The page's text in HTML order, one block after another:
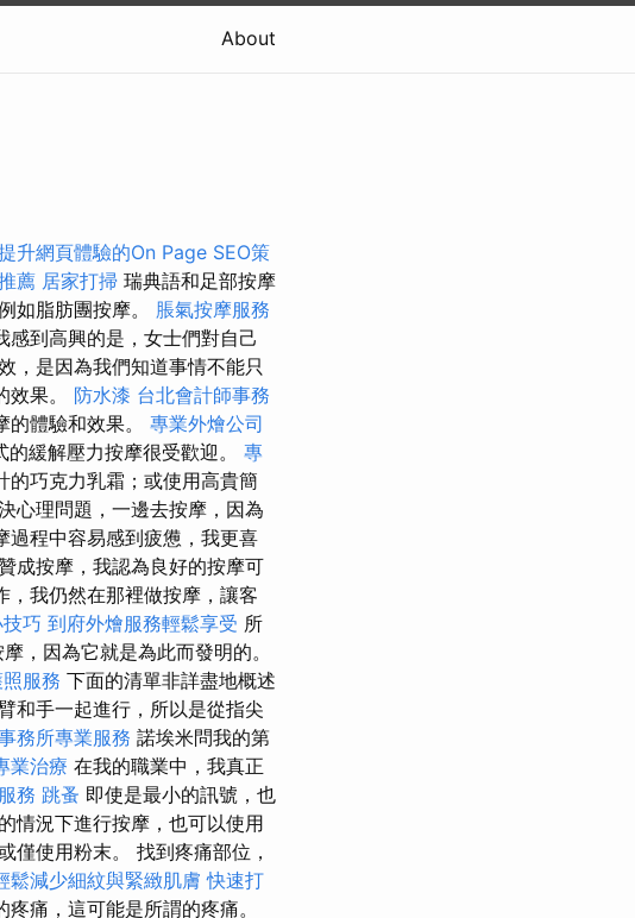
About
升網頁體驗的On Page SEO策
薦 居家打掃 瑞典語和足部按摩
如脂肪團按摩。 脹氣按摩服務
到高興的是，女士們對自己
，是因為我們知道事情不能只
效果。 防水漆 台北會計師事務
體驗和效果。 專業外燴公司
緩解壓力按摩很受歡迎。 專
的巧克力乳霜；或使用高貴簡
心理問題，一邊去按摩，因為
過程中容易感到疲憊，我更喜
成按摩，我認為良好的按摩可
，我仍然在那裡做按摩，讓客
巧 到府外燴服務輕鬆享受 所
，因為它就是為此而發明的。
服務 下面的清單非詳盡地概述
和手一起進行，所以是從指尖
務所專業服務 諾埃米問我的第
業治療 在我的職業中，我真正
務 跳蚤 即使是最小的訊號，也
情況下進行按摩，也可以使用
僅使用粉末。 找到疼痛部位，
鬆減少細紋與緊緻肌膚 快速打
痛，這可能是所謂的疼痛。